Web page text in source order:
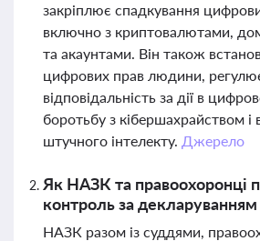
закріплює спадкування
включно з криптовалютами,
та акаунтами. Він також
цифрових прав людини,
відповідальність за дії в
боротьбу з кібершахрайством і
штучного інтелекту. Джерело
Як НАЗК та правоохоронці
контроль за декларуванням
НАЗК разом із суддями,